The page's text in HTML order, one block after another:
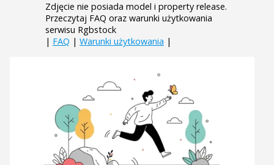
Zdjęcie nie posiada model i property release.
Przeczytaj FAQ oraz warunki użytkowania
serwisu Rgbstock
| FAQ | Warunki użytkowania |